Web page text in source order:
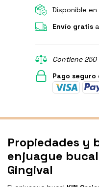
Disponible
Envío gratis
Contiene 250
Pago seguro
Propiedades y
enjuague bucal
Gingival